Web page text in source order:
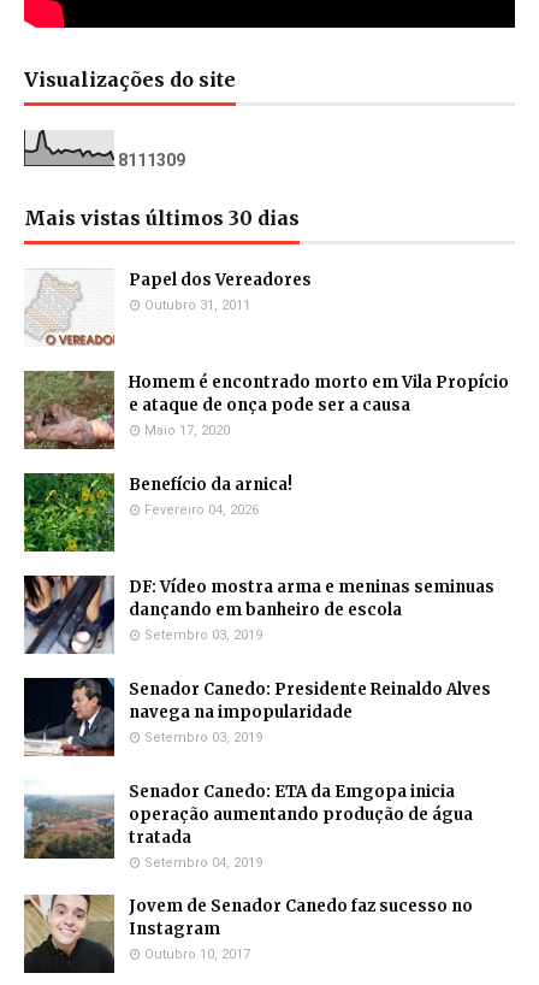
Visualizações do site
81 1 1309
Mais vistas últimos 30 dias
Papel dos Vereadores
Outubro 31, 2011
Homem é encontrado morto em Vila Propício
e ataque de onça pode ser a causa
Maio 17, 2020
Benefício da arnica!
Fevereiro 04, 2026
DF: Vídeo mostra arma e meninas seminuas
dançando em banheiro de escola
Setembro 03, 2019
Senador Canedo: Presidente Reinaldo Alves
navega na impopularidade
Setembro 03, 2019
Senador Canedo: ETA da Emgopa inicia
operação aumentando produção de água
tratada
Setembro 04, 2019
Jovem de Senador Canedo faz sucesso no
Instagram
Outubro 10, 2017